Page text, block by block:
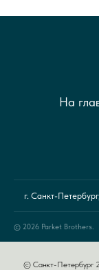
На
г. Санкт-
© 2026 Parket Brothers.
© Санкт-Петербург